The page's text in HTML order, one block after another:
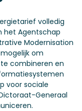
volledig
het Agentschap
Modernisation
om
combineren en
voor sociale
Generaal